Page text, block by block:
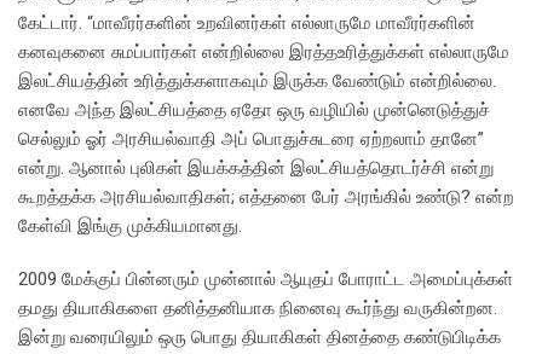
கேட்டார். “மாவீரர்களின் உறவினர்கள் எல்லாருமே மாவீரர்களின்
கனவுகனை சுமப்பார்கள் என்றில்லை இரத்தஉரித்துக்கள் எல்லாருமே
இலட்சியத்தின் உரித்துக்களாகவும் இருக்க வேண்டும் என்றில்லை.
எனவே அந்த இலட்சியத்தை ஏதோ ஒரு வழியில் முன்னெடுத்துச்
செல்லும் ஓர் அரசியல்வாதி அப் பொதுச்சுடரை ஏற்றலாம் தானே”
என்று. ஆனால் புலிகள் இயக்கத்தின் இலட்சியத்தொடர்ச்சி என்று
கூறத்தக்க அரசியல்வாதிகள்; எத்தனை பேர் அரங்கில் உண்டு? என்ற
கேள்வி இங்கு முக்கியமானது.
2009 மேக்குப் பின்னரும் முன்னால் ஆயுதப் போராட்ட அமைப்புக்கள்
தமது தியாகிகளை தனித்தனியாக நினைவு கூர்ந்து வருகின்றன.
இன்று வரையிலும் ஒரு பொது தியாகிகள் தினத்தை கண்டுபிடிக்க